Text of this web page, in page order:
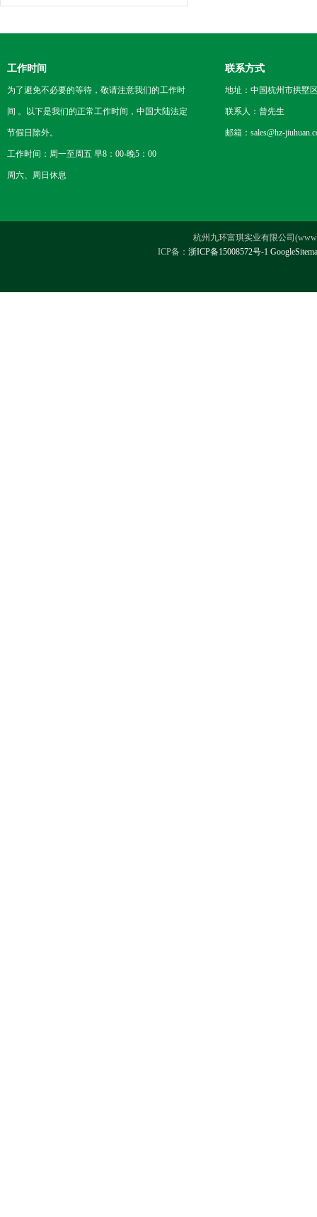
工作时间
为了避免不必要的等待，敬请注意我们的工作时
间 。以下是我们的正常工作时间，中国大陆法定
节假日除外。
工作时间：周一至周五 早8：00-晚5：00
周六、周日休息
联系方式
地址：中国杭州市拱墅
联系人：曾先生
邮箱：sales@hz-
杭州九环富琪实业有限公司
ICP备： 浙ICP备15008572号-1